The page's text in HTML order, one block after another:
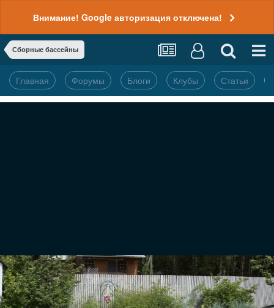
Внимание! Google авторизация отключена!
Сборные бассейны
Главная Форумы Блоги Клубы Статьи